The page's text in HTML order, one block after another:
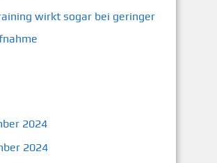
wirkt sogar bei geringer
2024
2024